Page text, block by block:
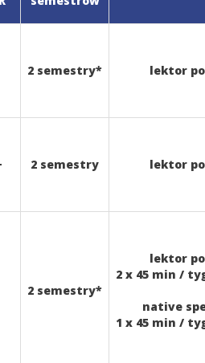
2 semestry* lektor
2 semestry lektor
2 semestry*
lektor
2 x 45 min /
native
1 x 45 min /